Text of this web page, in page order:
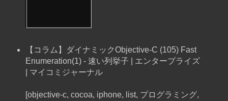
【コラム】ダイナミックObjective-C (105) Fast
Enumeration(1) - 速い列挙子 | エンタープライズ
| マイコミジャーナル
[objective-c, cocoa, iphone, list, プログラミング,